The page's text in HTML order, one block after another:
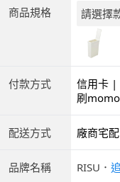
商品規格 請選擇
付款方式
信用卡 |
ATM |
刷
配送方式 廠商宅配
品牌名稱 RISU ．